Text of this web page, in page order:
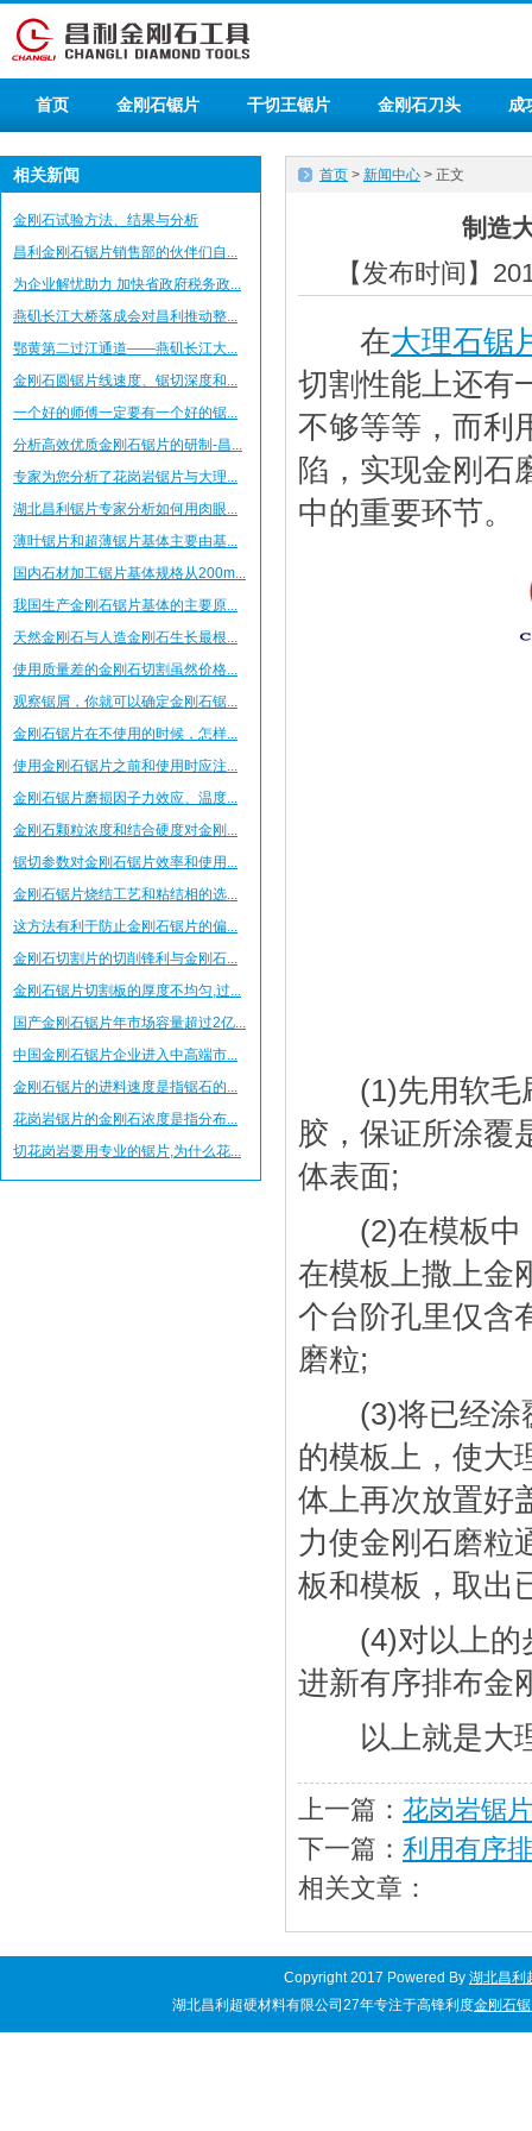
首页 金刚石锯片 干切王锯片 金刚石刀头 成
相关新闻
金刚石试验方法、结果与分析
昌利金刚石锯片销售部的伙伴们自...
为企业解忧助力 加快省政府税务政...
燕矶长江大桥落成会对昌利推动整...
鄂黄第二过江通道——燕矶长江大...
金刚石圆锯片线速度、锯切深度和...
一个好的师傅一定要有一个好的锯...
分析高效优质金刚石锯片的研制-昌...
专家为您分析了花岗岩锯片与大理...
湖北昌利锯片专家分析如何用肉眼...
薄叶锯片和超薄锯片基体主要由基...
国内石材加工锯片基体规格从200m...
我国生产金刚石锯片基体的主要原...
天然金刚石与人造金刚石生长最根...
使用质量差的金刚石切割虽然价格...
观察锯屑，你就可以确定金刚石锯...
金刚石锯片在不使用的时候，怎样...
使用金刚石锯片之前和使用时应注...
金刚石锯片磨损因子力效应、温度...
金刚石颗粒浓度和结合硬度对金刚...
锯切参数对金刚石锯片效率和使用...
金刚石锯片烧结工艺和粘结相的选...
这方法有利于防止金刚石锯片的偏...
金刚石切割片的切削锋利与金刚石...
金刚石锯片切割板的厚度不均匀,过...
国产金刚石锯片年市场容量超过2亿...
中国金刚石锯片企业进入中高端市...
金刚石锯片的进料速度是指锯石的...
花岗岩锯片的金刚石浓度是指分布...
切花岗岩要用专业的锯片,为什么花...
首页 > 新闻中心 > 正文
制造
【发布时间】
在大理石锯
切割性能上还有
不够等等，而利
陷，实现金刚石
中的重要环节。
(1)先用软毛刷
胶，保证所涂覆
体表面;
(2)在模板中，
在模板上撒上金
个台阶孔里仅含
磨粒;
(3)将已经涂覆
的模板上，使大
体上再次放置好
力使金刚石磨粒
板和模板，取出
(4)对以上的步
进新有序排布金
以上就是大理
上一篇： 花岗岩锯
下一篇： 利用有序
相关文章：
Copyright 2017 Powered By 湖北昌利
湖北昌利超硬材料有限公司27年专注于高锋利度金刚石